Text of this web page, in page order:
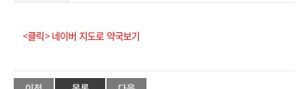
<클릭> 네이버 지도로 약국보기